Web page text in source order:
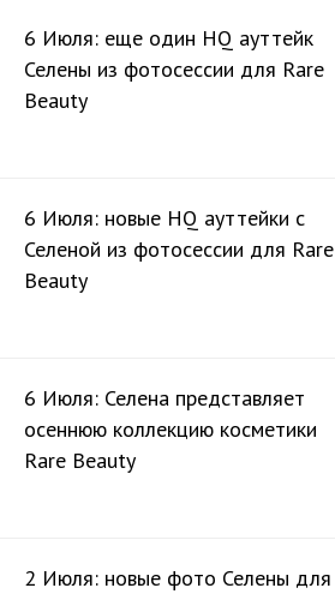
6 Июля: еще один HQ ауттейк
Селены из фотосессии для Rare
Beauty
6 Июля: новые HQ ауттейки с
Селеной из фотосессии для Rare
Beauty
6 Июля: Селена представляет
осеннюю коллекцию косметики
Rare Beauty
2 Июля: новые фото Селены для